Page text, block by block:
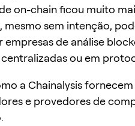
on-chain ficou muito
mesmo sem intenção,
de análise
ou em
a Chainalysis
e provedores de